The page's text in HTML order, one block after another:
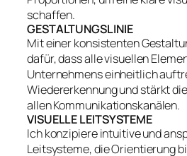
schaffen.
GESTALTUNGSLINIE
Mit einer konsistenten
dafür, dass alle visuellen
Unternehmens einheitlich
Wiedererkennung und stärkt
allen Kommunikationskanälen.
VISUELLE LEITSYSTEME
Ich konzipiere intuitive und
Leitsysteme, die Orientierung